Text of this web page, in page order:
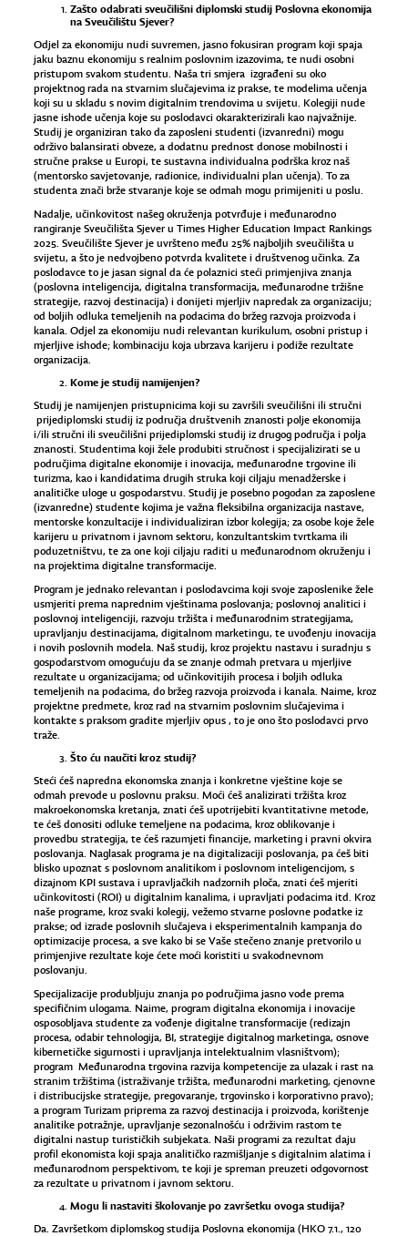
Zašto odabrati sveučilišni diplomski studij Poslovna ekonomija
na Sveučilištu Sjever?
Odjel za ekonomiju nudi suvremen, jasno fokusiran program koji spaja
jaku baznu ekonomiju s realnim poslovnim izazovima, te nudi osobni
pristupom svakom studentu. Naša tri smjera izgrađeni su oko
projektnog rada na stvarnim slučajevima iz prakse, te modelima učenja
koji su u skladu s novim digitalnim trendovima u svijetu. Kolegiji nude
jasne ishode učenja koje su poslodavci okarakterizirali kao najvažnije.
Studij je organiziran tako da zaposleni studenti (izvanredni) mogu
održivo balansirati obveze, a dodatnu prednost donose mobilnosti i
stručne prakse u Europi, te sustavna individualna podrška kroz naš
(mentorsko savjetovanje, radionice, individualni plan učenja). To za
studenta znači brže stvaranje koje se odmah mogu primijeniti u poslu.
Nadalje, učinkovitost našeg okruženja potvrđuje i međunarodno
rangiranje Sveučilišta Sjever u Times Higher Education Impact Rankings
2025. Sveučilište Sjever je uvršteno među 25% najboljih sveučilišta u
svijetu, a što je nedvojbeno potvrda kvalitete i društvenog učinka. Za
poslodavce to je jasan signal da će polaznici steći primjenjiva znanja
(poslovna inteligencija, digitalna transformacija, međunarodne tržišne
strategije, razvoj destinacija) i donijeti mjerljiv napredak za organizaciju;
od boljih odluka temeljenih na podacima do bržeg razvoja proizvoda i
kanala. Odjel za ekonomiju nudi relevantan kurikulum, osobni pristup i
mjerljive ishode; kombinaciju koja ubrzava karijeru i podiže rezultate
organizacija.
Kome je studij namijenjen?
Studij je namijenjen pristupnicima koji su završili sveučilišni ili stručni
prijediplomski studij iz područja društvenih znanosti polje ekonomija
i/ili stručni ili sveučilišni prijediplomski studij iz drugog područja i polja
znanosti. Studentima koji žele produbiti stručnost i specijalizirati se u
područjima digitalne ekonomije i inovacija, međunarodne trgovine ili
turizma, kao i kandidatima drugih struka koji ciljaju menadžerske i
analitičke uloge u gospodarstvu. Studij je posebno pogodan za zaposlene
(izvanredne) studente kojima je važna fleksibilna organizacija nastave,
mentorske konzultacije i individualiziran izbor kolegija; za osobe koje žele
karijeru u privatnom i javnom sektoru, konzultantskim tvrtkama ili
poduzetništvu, te za one koji ciljaju raditi u međunarodnom okruženju i
na projektima digitalne transformacije.
Program je jednako relevantan i poslodavcima koji svoje zaposlenike žele
usmjeriti prema naprednim vještinama poslovanja; poslovnoj analitici i
poslovnoj inteligenciji, razvoju tržišta i međunarodnim strategijama,
upravljanju destinacijama, digitalnom marketingu, te uvođenju inovacija
i novih poslovnih modela. Naš studij, kroz projektu nastavu i suradnju s
gospodarstvom omogućuju da se znanje odmah pretvara u mjerljive
rezultate u organizacijama; od učinkovitijih procesa i boljih odluka
temeljenih na podacima, do bržeg razvoja proizvoda i kanala. Naime, kroz
projektne predmete, kroz rad na stvarnim poslovnim slučajevima i
kontakte s praksom gradite mjerljiv opus , to je ono što poslodavci prvo
traže.
Što ću naučiti kroz studij?
Steći ćeš napredna ekonomska znanja i konkretne vještine koje se
odmah prevode u poslovnu praksu. Moći ćeš analizirati tržišta kroz
makroekonomska kretanja, znati ćeš upotrijebiti kvantitativne metode,
te ćeš donositi odluke temeljene na podacima, kroz oblikovanje i
provedbu strategija, te ćeš razumjeti financije, marketing i pravni okvira
poslovanja. Naglasak programa je na digitalizaciji poslovanja, pa ćeš biti
blisko upoznat s poslovnom analitikom i poslovnom inteligencijom, s
dizajnom KPI sustava i upravljačkih nadzornih ploča, znati ćeš mjeriti
učinkovitosti (ROI) u digitalnim kanalima, i upravljati podacima itd. Kroz
naše programe, kroz svaki kolegij, vežemo stvarne poslovne podatke iz
prakse; od izrade poslovnih slučajeva i eksperimentalnih kampanja do
optimizacije procesa, a sve kako bi se Vaše stečeno znanje pretvorilo u
primjenjive rezultate koje ćete moći koristiti u svakodnevnom
poslovanju.
Specijalizacije produbljuju znanja po područjima jasno vode prema
specifičnim ulogama. Naime, program digitalna ekonomija i inovacije
osposobljava studente za vođenje digitalne transformacije (redizajn
procesa, odabir tehnologija, BI, strategije digitalnog marketinga, osnove
kibernetičke sigurnosti i upravljanja intelektualnim vlasništvom);
program Međunarodna trgovina razvija kompetencije za ulazak i rast na
stranim tržištima (istraživanje tržišta, međunarodni marketing, cjenovne
i distribucijske strategije, pregovaranje, trgovinsko i korporativno pravo);
a program Turizam priprema za razvoj destinacija i proizvoda, korištenje
analitike potražnje, upravljanje sezonalnošću i održivim rastom te
digitalni nastup turističkih subjekata. Naši programi za rezultat daju
profil ekonomista koji spaja analitičko razmišljanje s digitalnim alatima i
međunarodnom perspektivom, te koji je spreman preuzeti odgovornost
za rezultate u privatnom i javnom sektoru.
Mogu li nastaviti školovanje po završetku ovoga studija?
Da. Završetkom diplomskog studija Poslovna ekonomija (HKO 7.1., 120